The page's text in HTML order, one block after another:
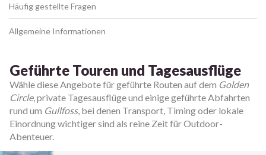
Häufig gestellte Fragen
Allgemeine Informationen
Geführte Touren und Tagesausflüge
Wähle diese Angebote für geführte Routen auf dem Golden
Circle, private Tagesausflüge und einige geführte Abfahrten
rund um Gullfoss, bei denen Transport, Timing oder lokale
Einordnung wichtiger sind als reine Zeit für Outdoor-
Abenteuer.